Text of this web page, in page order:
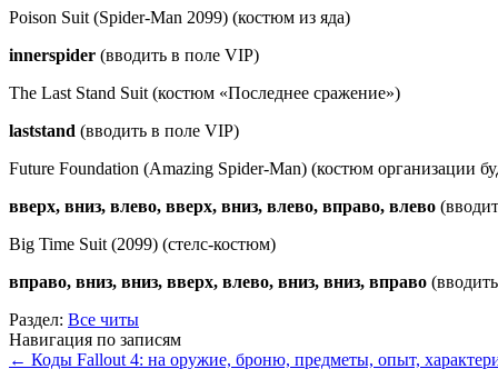
Poison Suit (Spider-Man 2099) (костюм из яда)
innerspider (вводить в поле VIP)
The Last Stand Suit (костюм «Последнее сражение»)
laststand (вводить в поле VIP)
Future Foundation (Amazing Spider-Man) (костюм организации
вверх, вниз, влево, вверх, вниз, влево, вправо, влево
Big Time Suit (2099) (стелс-костюм)
вправо, вниз, вниз, вверх, влево, вниз, вниз, вправо
Раздел: Все читы
Навигация по записям
← Коды Fallout 4: на оружие, броню, предметы, опыт,